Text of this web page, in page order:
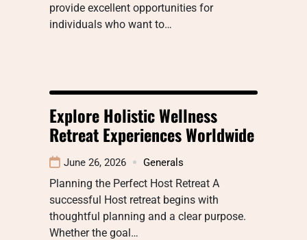
provide excellent opportunities for
individuals who want to…
Explore Holistic Wellness
Retreat Experiences Worldwide
June 26, 2026 Generals
Planning the Perfect Host Retreat A
successful Host retreat begins with
thoughtful planning and a clear purpose.
Whether the goal…